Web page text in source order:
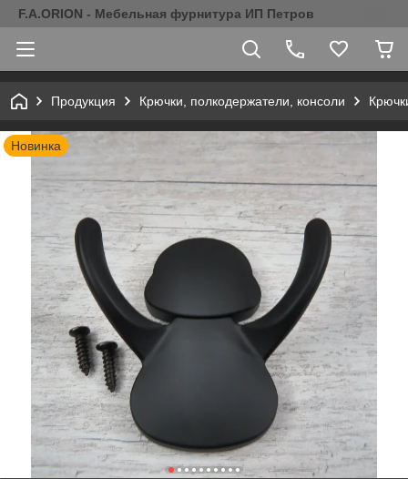
F.A.ORION - Мебельная фурнитура ИП Петров
Продукция Крючки, полкодержатели, консоли
Новинка